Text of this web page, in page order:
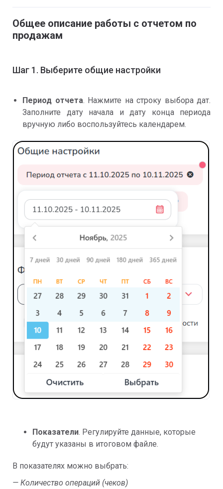
Общее описание работы с отчетом по
продажам
Шаг 1. Выберите общие настройки
Период отчета. Нажмите на строку выбора дат.
Заполните дату начала и дату конца периода
вручную либо воспользуйтесь календарем.
Показатели. Регулируйте данные, которые
будут указаны в итоговом файле.
В показателях можно выбрать:
— Количество операций (чеков)